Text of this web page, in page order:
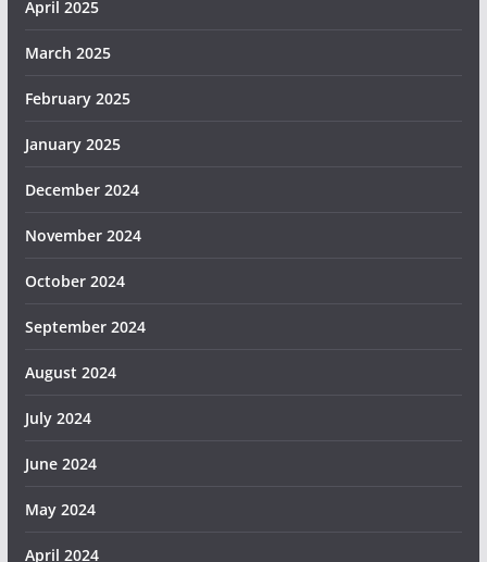
April 2025
March 2025
February 2025
January 2025
December 2024
November 2024
October 2024
September 2024
August 2024
July 2024
June 2024
May 2024
April 2024